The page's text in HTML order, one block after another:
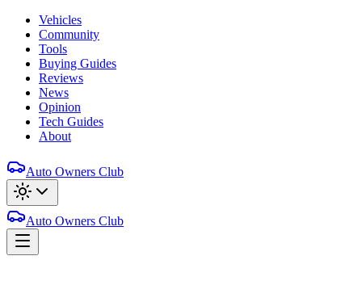
Vehicles
Community
Tools
Buying Guides
Reviews
News
Opinion
Tech Guides
About
Auto Owners Club
Auto Owners Club